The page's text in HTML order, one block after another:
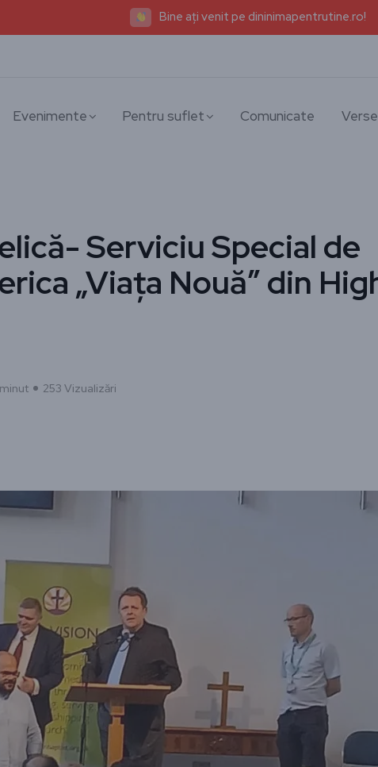
Bine ați venit pe dininimapentrutine.ro!
Evenimente Pentru suflet Comunicate
Serviciu Special de
„Viața Nouă” din
253 Vizualizări